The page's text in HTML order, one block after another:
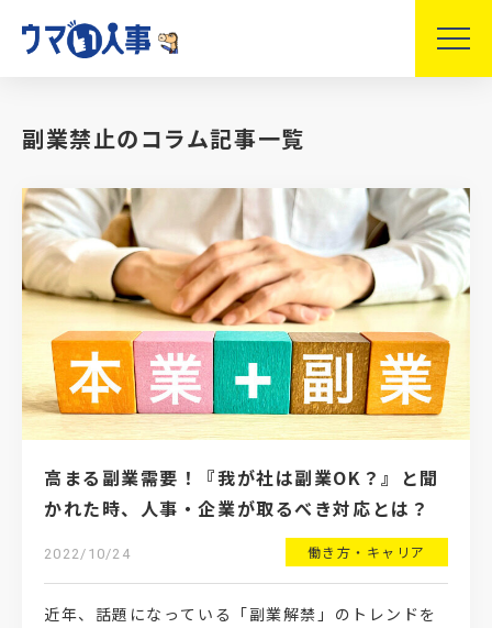
副業禁止のコラム記事一覧
高まる副業需要！『我が社は副業OK？』と聞
かれた時、人事・企業が取るべき対応とは？
2022/10/24 働き方・キャリア
近年、話題になっている「副業解禁」のトレンドを